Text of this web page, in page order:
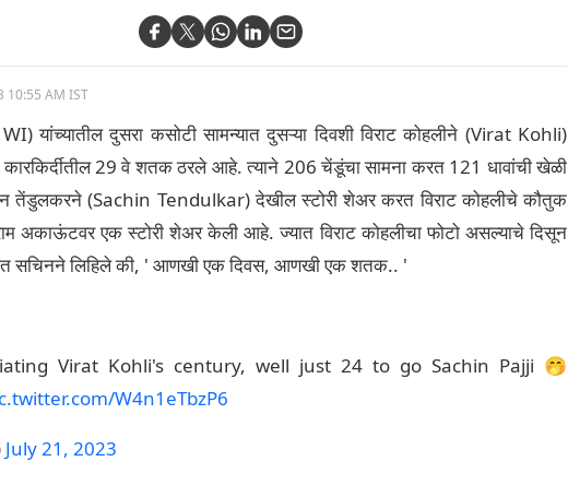
10:55 AM IST
यांच्यातील दुसरा कसोटी सामन्यात दुसऱ्या दिवशी विराट कोहलीने (Virat Kohli)
29 वे शतक ठरले आहे. त्याने 206 चेंडूंचा सामना करत 121 धावांची खेळी
तेंडुलकरने (Sachin Tendulkar) देखील स्टोरी शेअर करत विराट कोहलीचे कौतुक
अकाऊंटवर एक स्टोरी शेअर केली आहे. ज्यात विराट कोहलीचा फोटो असल्याचे दिसून
सचिनने लिहिले की, ' आणखी एक दिवस, आणखी एक शतक.. '
Virat Kohli's century, well just 24 to go Sachin Pajji 🤭
W4n1eTbzP6
July 21, 2023